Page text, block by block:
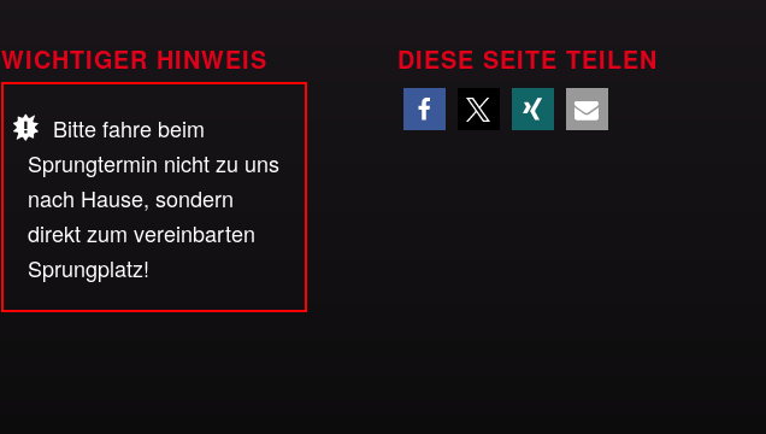
WICHTIGER HINWEIS
Bitte fahre beim
Sprungtermin nicht zu uns
nach Hause, sondern
direkt zum vereinbarten
Sprungplatz!
DIESE SEITE TEILEN